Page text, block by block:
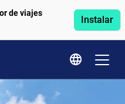
de viajes
Instalar